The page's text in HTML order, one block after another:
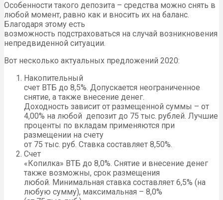
Особенности такого депозита – средства можно снять в
любой момент, равно как и вносить их на баланс.
Благодаря этому есть
возможность подстраховаться на случай возникновения
непредвиденной ситуации.
Вот несколько актуальных предложений 2020:
Накопительный
счет ВТБ до 8,5%. Допускается неограниченное
снятие, а также внесение денег.
Доходность зависит от размещенной суммы – от
4,00% на любой депозит до 75 тыс. рублей. Лучшие
проценты по вкладам применяются при
размещении на счету
от 75 тыс. руб. Ставка составляет 8,50%.
Счет
«Копилка» ВТБ до 8,0%. Снятие и внесение денег
также возможны, срок размещения
любой. Минимальная ставка составляет 6,5% (на
любую сумму), максимальная – 8,0%